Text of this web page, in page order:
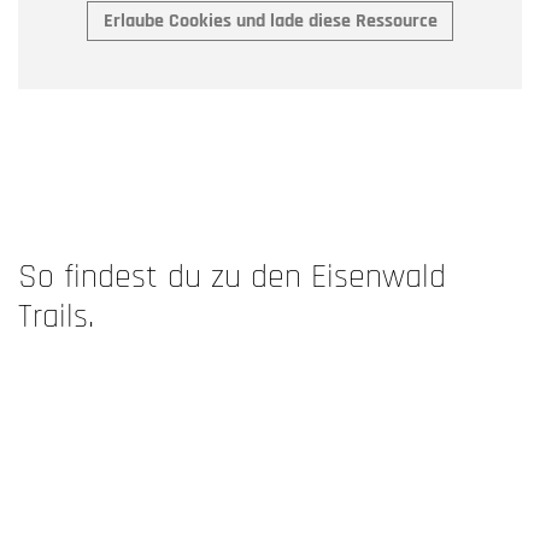
der Dead Pedals Society angelegt wurden.
Erlaube Cookies und lade diese Ressource
So findest du zu den Eisenwald
Trails.